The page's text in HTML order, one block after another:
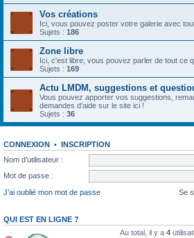
Vos créations
Ici, vous pouvez poster votre galerie avec
Sujets : 186
Zone libre
Ici, c'est libre, vous pouvez parler de tout ce
Sujets : 169
Actu LMDM, suggestions et
Vous pouvez apporter vos suggestions,
demandes d'aide sur le site ici !
Sujets : 36
CONNEXION • INSCRIPTION
Nom d’utilisateur :
Mot de passe :
J’ai oublié mon mot de passe
Se
QUI EST EN LIGNE ?
Au total, il y a 4